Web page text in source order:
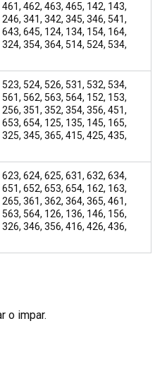
462, 463, 465, 142, 143,
341, 342, 345, 346, 541,
645, 124, 134, 154, 164,
354, 364, 514, 524, 534,
524, 526, 531, 532, 534,
562, 563, 564, 152, 153,
351, 352, 354, 356, 451,
654, 125, 135, 145, 165,
345, 365, 415, 425, 435,
624, 625, 631, 632, 634,
652, 653, 654, 162, 163,
361, 362, 364, 365, 461,
564, 126, 136, 146, 156,
346, 356, 416, 426, 436,
o impar.